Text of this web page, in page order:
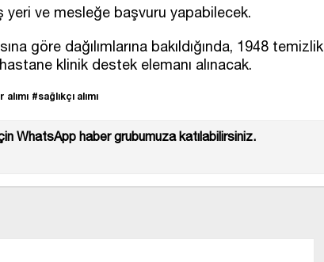
yeri ve mesleğe başvuru yapabilecek.
göre dağılımlarına bakıldığında, 1948 temizlik
klinik destek elemanı alınacak.
alımı #sağlıkçı alımı
WhatsApp haber grubumuza katılabilirsiniz.